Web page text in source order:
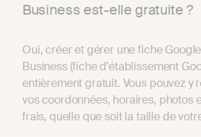
Business est-elle gratuite ?
Oui, créer et gérer une fiche
Business (fiche d'établissement
entièrement gratuit. Vous pouvez y
vos coordonnées, horaires, photos
frais, quelle que soit la taille de